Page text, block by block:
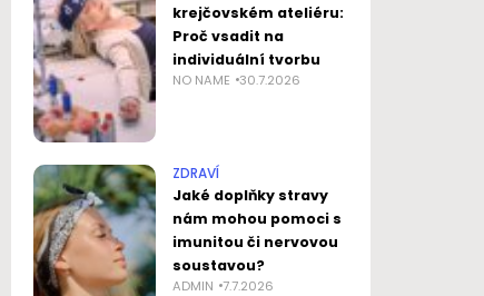
krejčovském ateliéru:
Proč vsadit na
individuální tvorbu
NO NAME 30.7.2026
ZDRAVÍ
Jaké doplňky stravy
nám mohou pomoci s
imunitou či nervovou
soustavou?
ADMIN 7.7.2026